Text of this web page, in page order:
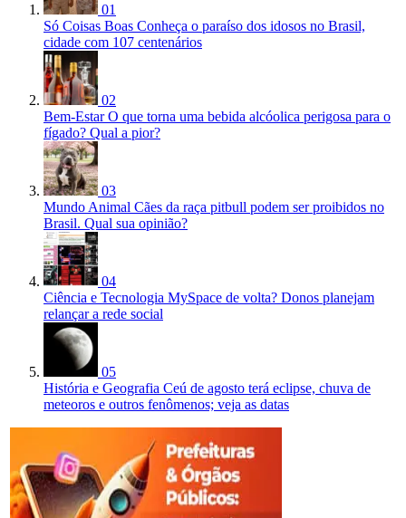
01
Só Coisas Boas Conheça o paraíso dos idosos no Brasil,
cidade com 107 centenários
02
Bem-Estar O que torna uma bebida alcóolica perigosa para o
fígado? Qual a pior?
03
Mundo Animal Cães da raça pitbull podem ser proibidos no
Brasil. Qual sua opinião?
04
Ciência e Tecnologia MySpace de volta? Donos planejam
relançar a rede social
05
História e Geografia Ceú de agosto terá eclipse, chuva de
meteoros e outros fenômenos; veja as datas